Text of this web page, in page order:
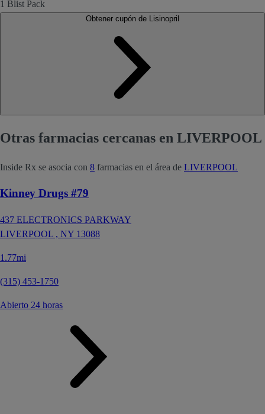
1 Blist Pack
Otras farmacias cercanas en LIVERPOOL
Inside Rx se asocia con 8 farmacias en el área de LIVERPOOL
Kinney Drugs #79
437 ELECTRONICS PARKWAY
LIVERPOOL , NY 13088
1.77mi
(315) 453-1750
Abierto 24 horas